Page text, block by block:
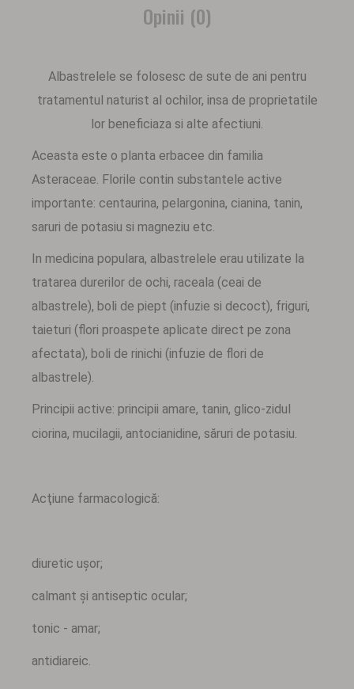
Opinii (0)
Albastrelele se folosesc de sute de ani pentru
tratamentul naturist al ochilor, insa de proprietatile
lor beneficiaza si alte afectiuni.
Aceasta este o planta erbacee din familia
Asteraceae. Florile contin substantele active
importante: centaurina, pelargonina, cianina, tanin,
saruri de potasiu si magneziu etc.
In medicina populara, albastrelele erau utilizate la
tratarea durerilor de ochi, raceala (ceai de
albastrele), boli de piept (infuzie si decoct), friguri,
taieturi (flori proaspete aplicate direct pe zona
afectata), boli de rinichi (infuzie de flori de
albastrele).
Principii active: principii amare, tanin, glico-zidul
ciorina, mucilagii, antocianidine, săruri de potasiu.
Acţiune farmacologică:
diuretic uşor;
calmant şi antiseptic ocular;
tonic - amar;
antidiareic.